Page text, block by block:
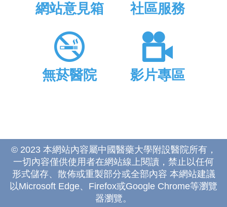
網站意見箱 社區服務
無菸醫院 影片專區
© 2023 本網站內容屬中國醫藥大學附設醫院所有，
一切內容僅供使用者在網站線上閱讀，禁止以任何
形式儲存、散佈或重製部分或全部內容 本網站建議
以Microsoft Edge、Firefox或Google Chrome等瀏覽
器瀏覽。